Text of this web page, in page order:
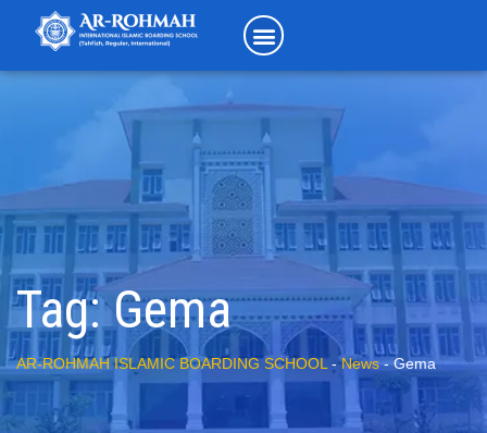
Tag:Gema
AR-ROHMAH ISLAMIC BOARDING SCHOOL-News-Gema